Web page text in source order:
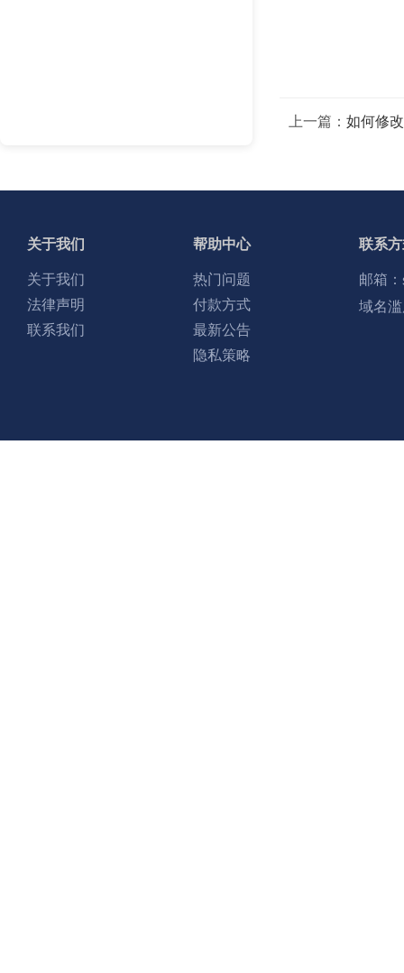
上一篇： 如何修
关于我们
关于我们
法律声明
联系我们
帮助中心
热门问题
付款方式
最新公告
隐私策略
联系
邮箱：
域名